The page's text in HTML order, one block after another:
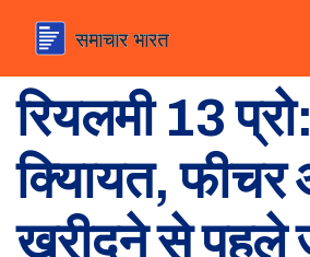
रियलमी 13 प्रो:
क्याियत,
खरीदने से पहले